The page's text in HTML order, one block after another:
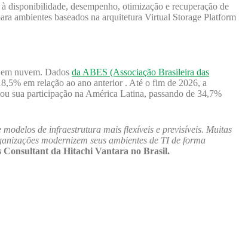
disponibilidade, desempenho, otimização e recuperação de
ambientes baseados na arquitetura Virtual Storage Platform
nuvem. Dados da ABES (Associação Brasileira das
em relação ao ano anterior . Até o fim de 2026, a
sua participação na América Latina, passando de 34,7%
de infraestrutura mais flexíveis e previsíveis. Muitas
modernizem seus ambientes de TI de forma
Consultant da Hitachi Vantara no Brasil.